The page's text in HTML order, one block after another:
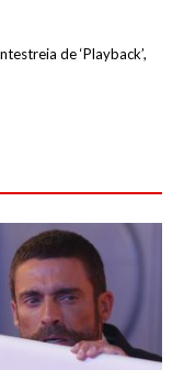
de ‘Playback’,